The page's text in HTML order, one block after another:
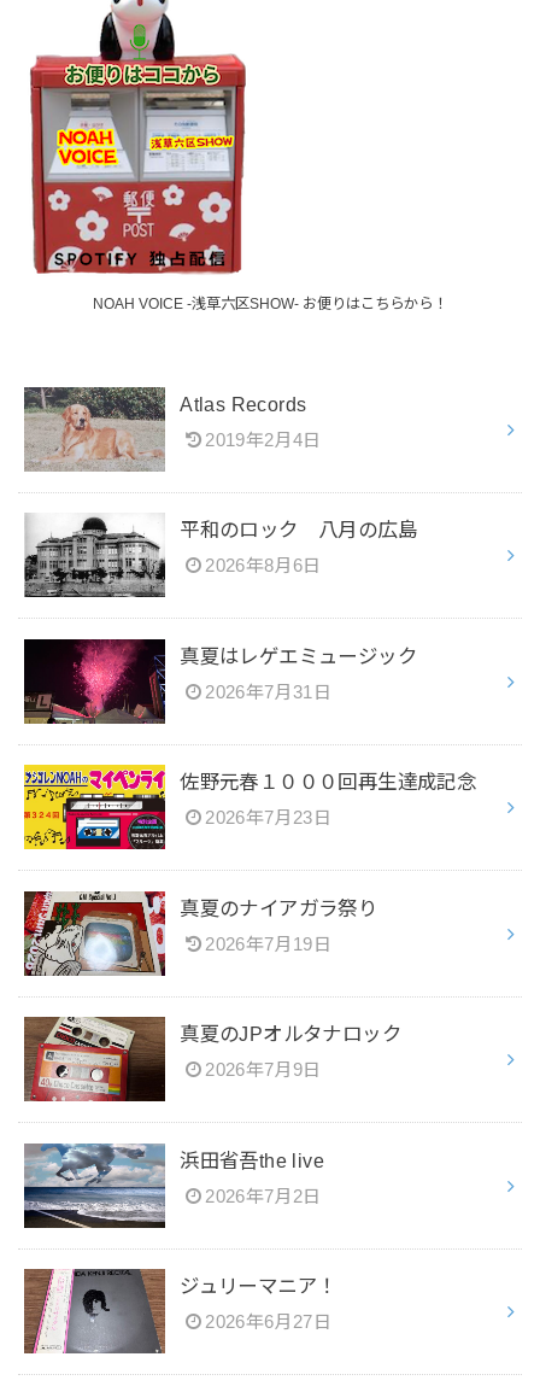
NOAH VOICE -浅草六区SHOW- お便りはこちらから！
Atlas Records
2019年2月4日
平和のロック 八月の広島
2026年8月6日
真夏はレゲエミュージック
2026年7月31日
佐野元春１０００回再生達成記念
2026年7月23日
真夏のナイアガラ祭り
2026年7月19日
真夏のJPオルタナロック
2026年7月9日
浜田省吾the live
2026年7月2日
ジュリーマニア！
2026年6月27日